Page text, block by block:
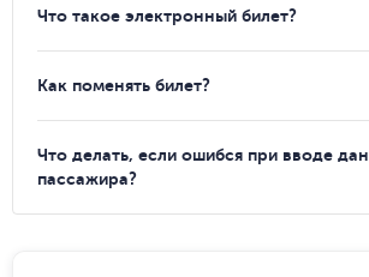
Что такое электронный билет?
Как поменять билет?
Что делать, если ошибся при вводе
пассажира?